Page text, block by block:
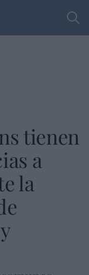
tienen
a
la